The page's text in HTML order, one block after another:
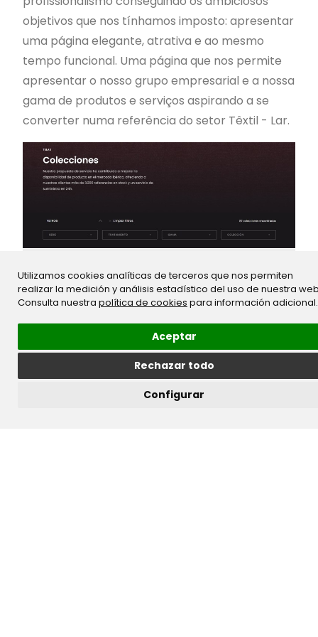
Utilizamos cookies analíticas de terceros que nos permiten
realizar la medición y análisis estadístico del uso de nuestra
Consulta nuestra política de cookies para información adicional.
Aceptar
Rechazar todo
Configurar
objetivos que nos tínhamos imposto: apresentar
uma página elegante, atrativa e ao mesmo
tempo funcional. Uma página que nos permite
apresentar o nosso grupo empresarial e a nossa
gama de produtos e serviços aspirando a se
converter numa referência do setor Têxtil - Lar.